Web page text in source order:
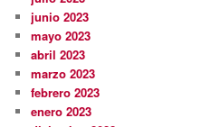
junio 2023
mayo 2023
abril 2023
marzo 2023
febrero 2023
enero 2023